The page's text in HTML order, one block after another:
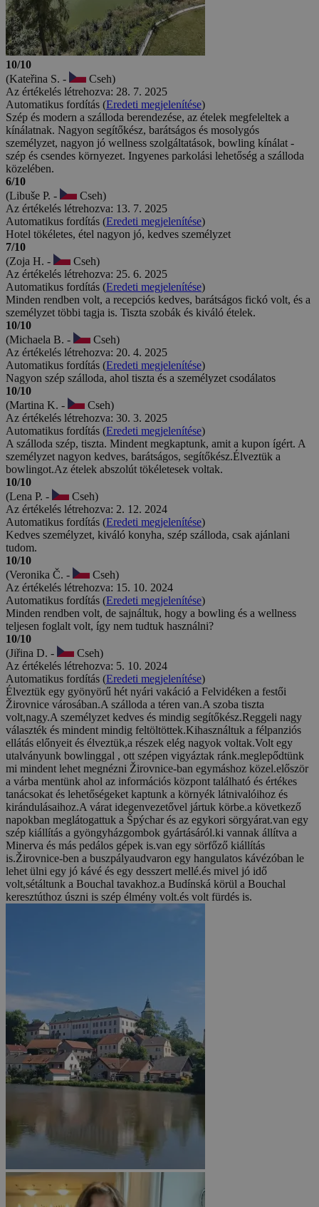
10/10
(Kateřina S. -
Cseh)
Az értékelés létrehozva: 28. 7. 2025
Automatikus fordítás (Eredeti megjelenítése)
Szép és modern a szálloda berendezése, az ételek megfeleltek a
kínálatnak. Nagyon segítőkész, barátságos és mosolygós
személyzet, nagyon jó wellness szolgáltatások, bowling kínálat -
szép és csendes környezet. Ingyenes parkolási lehetőség a szálloda
közelében.
6/10
(Libuše P. -
Cseh)
Az értékelés létrehozva: 13. 7. 2025
Automatikus fordítás (Eredeti megjelenítése)
Hotel tökéletes, étel nagyon jó, kedves személyzet
7/10
(Zoja H. -
Cseh)
Az értékelés létrehozva: 25. 6. 2025
Automatikus fordítás (Eredeti megjelenítése)
Minden rendben volt, a recepciós kedves, barátságos fickó volt, és a
személyzet többi tagja is. Tiszta szobák és kiváló ételek.
10/10
(Michaela B. -
Cseh)
Az értékelés létrehozva: 20. 4. 2025
Automatikus fordítás (Eredeti megjelenítése)
Nagyon szép szálloda, ahol tiszta és a személyzet csodálatos
10/10
(Martina K. -
Cseh)
Az értékelés létrehozva: 30. 3. 2025
Automatikus fordítás (Eredeti megjelenítése)
A szálloda szép, tiszta. Mindent megkaptunk, amit a kupon ígért. A
személyzet nagyon kedves, barátságos, segítőkész.Élveztük a
bowlingot.Az ételek abszolút tökéletesek voltak.
10/10
(Lena P. -
Cseh)
Az értékelés létrehozva: 2. 12. 2024
Automatikus fordítás (Eredeti megjelenítése)
Kedves személyzet, kiváló konyha, szép szálloda, csak ajánlani
tudom.
10/10
(Veronika Č. -
Cseh)
Az értékelés létrehozva: 15. 10. 2024
Automatikus fordítás (Eredeti megjelenítése)
Minden rendben volt, de sajnáltuk, hogy a bowling és a wellness
teljesen foglalt volt, így nem tudtuk használni?
10/10
(Jiřina D. -
Cseh)
Az értékelés létrehozva: 5. 10. 2024
Automatikus fordítás (Eredeti megjelenítése)
Élveztük egy gyönyörű hét nyári vakáció a Felvidéken a festői
Žirovnice városában.A szálloda a téren van.A szoba tiszta
volt,nagy.A személyzet kedves és mindig segítőkész.Reggeli nagy
választék és mindent mindig feltöltöttek.Kihasználtuk a félpanziós
ellátás előnyeit és élveztük,a részek elég nagyok voltak.Volt egy
utalványunk bowlinggal , ott szépen vigyáztak ránk.meglepődtünk
mi mindent lehet megnézni Žirovnice-ban egymáshoz közel.először
a várba mentünk ahol az információs központ található és értékes
tanácsokat és lehetőségeket kaptunk a környék látnivalóihoz és
kirándulásaihoz.A várat idegenvezetővel jártuk körbe.a következő
napokban meglátogattuk a Špýchar és az egykori sörgyárat.van egy
szép kiállítás a gyöngyházgombok gyártásáról.ki vannak állítva a
Minerva és más pedálos gépek is.van egy sörfőző kiállítás
is.Žirovnice-ben a buszpályaudvaron egy hangulatos kávézóban le
lehet ülni egy jó kávé és egy desszert mellé.és mivel jó idő
volt,sétáltunk a Bouchal tavakhoz.a Budínská körül a Bouchal
keresztúthoz úszni is szép élmény volt.és volt fürdés is.